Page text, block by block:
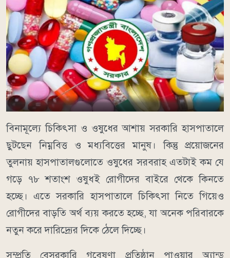
বিনামূল্যে চিকিৎসা ও ওষুধের আশায় সরকারি হাসপাতালে
ছুটছেন নিম্নবিত্ত ও মধ্যবিত্তের মানুষ। কিন্তু প্রয়োজনের
তুলনায় হাসপাতালগুলোতে ওষুধের সরবরাহ এতটাই কম যে
গড়ে ৭৮ শতাংশ ওষুধই রোগীদের বাইরে থেকে কিনতে
হচ্ছে। এতে সরকারি হাসপাতালে চিকিৎসা নিতে গিয়েও
রোগীদের বাড়তি অর্থ ব্যয় করতে হচ্ছে, যা অনেক পরিবারকে
নতুন করে দারিদ্র্যের দিকে ঠেলে দিচ্ছে।
সম্প্রতি বেসরকারি গবেষণা প্রতিষ্ঠান পাওয়ার অ্যান্ড